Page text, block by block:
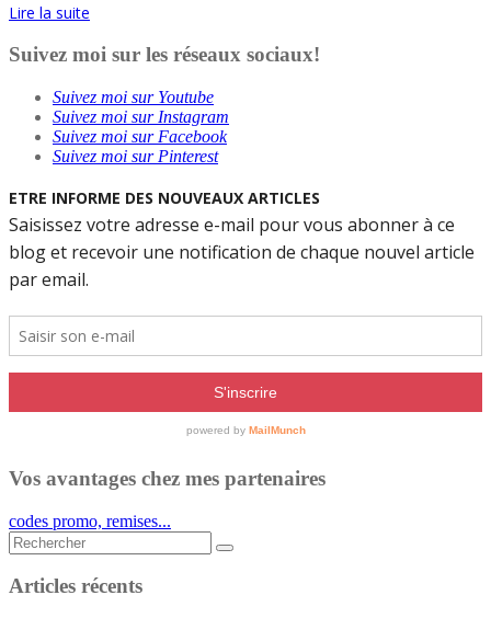
Lire la suite
Suivez moi sur les réseaux sociaux!
Suivez moi sur Youtube
Suivez moi sur Instagram
Suivez moi sur Facebook
Suivez moi sur Pinterest
Vos avantages chez mes partenaires
codes promo, remises...
Rechercher...
Articles récents